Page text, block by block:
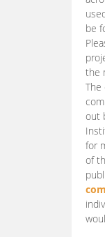
be
the
The
out
for
of